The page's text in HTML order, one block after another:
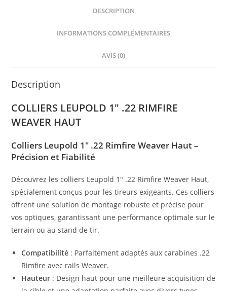
DESCRIPTION
INFORMATIONS COMPLÉMENTAIRES
AVIS (0)
Description
COLLIERS LEUPOLD 1″ .22 RIMFIRE
WEAVER HAUT
Colliers Leupold 1″ .22 Rimfire Weaver Haut –
Précision et Fiabilité
Découvrez les colliers Leupold 1″ .22 Rimfire Weaver Haut,
spécialement conçus pour les tireurs exigeants. Ces colliers
offrent une solution de montage robuste et précise pour
vos optiques, garantissant une performance optimale sur le
terrain ou au stand de tir.
Compatibilité : Parfaitement adaptés aux carabines .22
Rimfire avec rails Weaver.
Hauteur : Design haut pour une meilleure acquisition de